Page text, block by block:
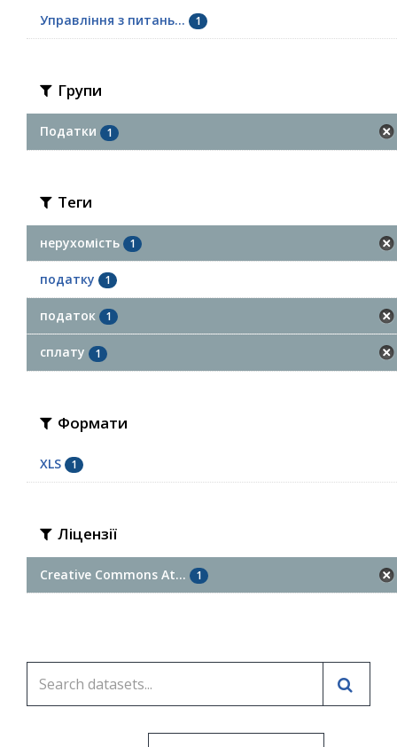
Управління з питань... 1
Групи
Податки 1
Теги
нерухомість 1
податку 1
податок 1
сплату 1
Формати
XLS 1
Ліцензії
Creative Commons At... 1